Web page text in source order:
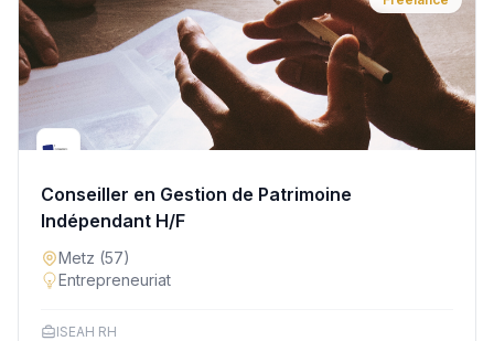
Conseiller en Gestion de Patrimoine
Indépendant H/F
Metz (57)
Entrepreneuriat
ISEAH RH